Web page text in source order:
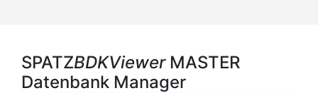
SPATZBDKViewerMASTER
Datenbank Manager